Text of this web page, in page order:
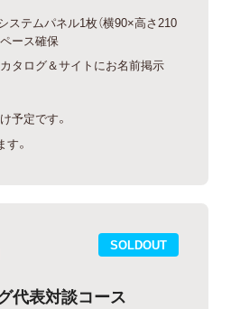
ステムパネル1枚（横90×高さ210
ース確保
タログ＆サイトにお名前掲示
予定です。
。
SOLDOUT
代表対談コース